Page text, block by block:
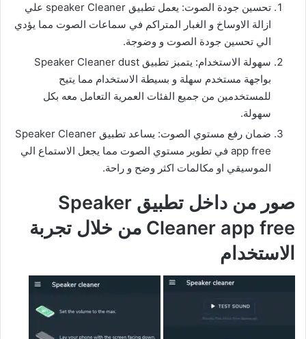
تحسين جودة الصوت: يعمل تطبيق speaker Cleaner علي
ازالة الاوساخ و الغبار المتراكم في سماعات الصوت مما يؤدي
الي تحسين جودة الصوت و وضوجة.
سهولة الاستخدام: يتمبز تطبيق Speaker Cleaner dust
بواجهة مستخدم سهلة و بسيطة الاستخدام مما يتيح
للمستخدمين من جميع الفئات العمرية التعامل معه بكل
سهولة.
ضمان رفع مستوي الصوت: يساعد تطبيق Speaker Cleaner
app free في تطوير مستوي الصوت مما يجعل الاستماع الي
الموسيقي او مكالمات اكثر وضح و راحة.
صور من داخل تطبيق Speaker
Cleaner app free من خلال تجربة
الاستخدام